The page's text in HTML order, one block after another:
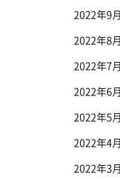
2022年9月
2022年8月
2022年7月
2022年6月
2022年5月
2022年4月
2022年3月